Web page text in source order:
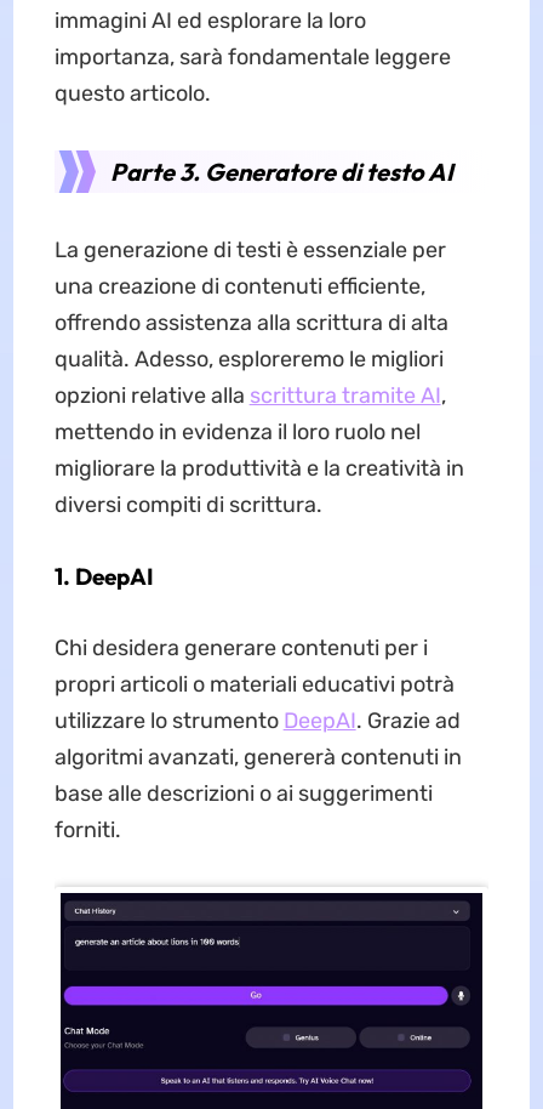
immagini AI ed esplorare la loro
importanza, sarà fondamentale leggere
questo articolo.
Parte 3. Generatore di testo AI
La generazione di testi è essenziale per
una creazione di contenuti efficiente,
offrendo assistenza alla scrittura di alta
qualità. Adesso, esploreremo le migliori
opzioni relative alla scrittura tramite AI,
mettendo in evidenza il loro ruolo nel
migliorare la produttività e la creatività in
diversi compiti di scrittura.
1. DeepAI
Chi desidera generare contenuti per i
propri articoli o materiali educativi potrà
utilizzare lo strumento DeepAI. Grazie ad
algoritmi avanzati, genererà contenuti in
base alle descrizioni o ai suggerimenti
forniti.